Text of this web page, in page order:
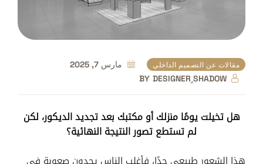
مقالات عن التصميم الداخلي
مارس 7, 2025
BY DESIGNER ٍSHADOW
هل تخيلت يومًا منزلك أو مكتبك بعد تجديد الديكور، لكن
لم تستطع تصور النتيجة النهائية؟